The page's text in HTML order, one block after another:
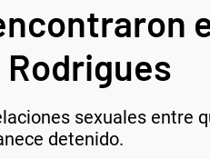
sexuales entre
detenido.